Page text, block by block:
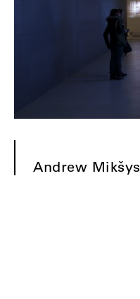
Andrew Mikšys